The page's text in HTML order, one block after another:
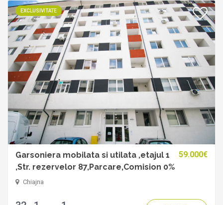
EXCLUSIVITATE
Garsoniera mobilata si utilata ,etajul 1
,Str. rezervelor 87,Parcare,Comision 0%
59.000€
Chiajna